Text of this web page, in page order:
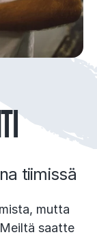
tiimissä
mutta
saatte